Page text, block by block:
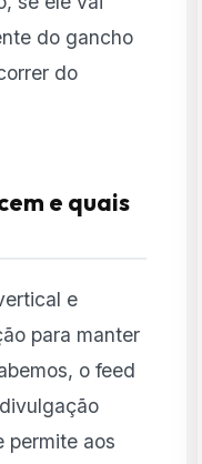
do gancho
do
e quais
e
para manter
o feed
permite aos